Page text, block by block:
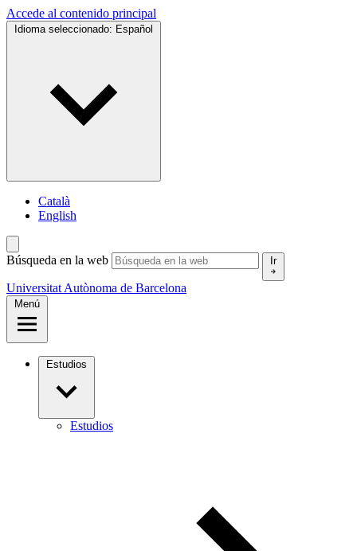
Accede al contenido principal
Idioma seleccionado: Español
Català
English
Búsqueda en la web Ir
Universitat Autònoma de Barcelona
Menú
Estudios
Estudios